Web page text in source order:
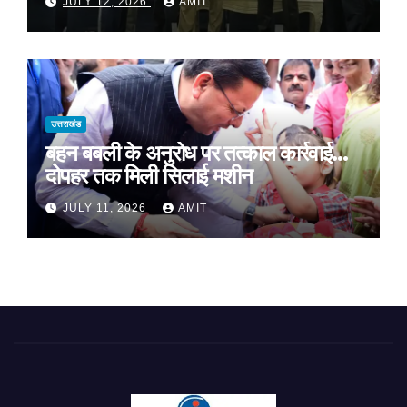
उत्तराखंड
बहन बबली के अनुरोध पर तत्काल कार्रवाई…
दोपहर तक मिली सिलाई मशीन
JULY 11, 2026 AMIT